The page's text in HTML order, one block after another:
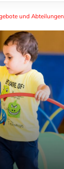
und Abteilungen